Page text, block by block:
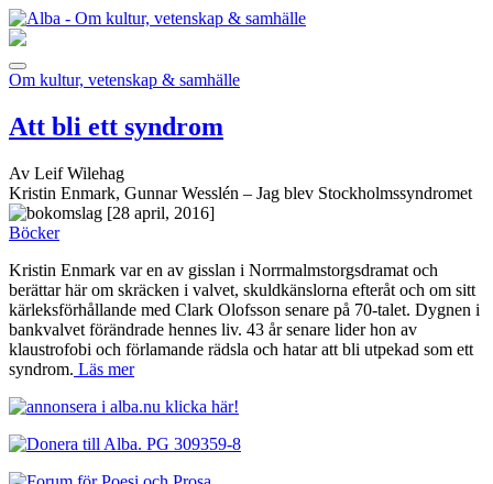
Om kultur, vetenskap & samhälle
Att bli ett syndrom
Av Leif Wilehag
Kristin Enmark, Gunnar Wesslén – Jag blev Stockholmssyndromet
[28 april, 2016]
Böcker
Kristin Enmark var en av gisslan i Norrmalmstorgsdramat och
berättar här om skräcken i valvet, skuldkänslorna efteråt och om sitt
kärleksförhållande med Clark Olofsson senare på 70-talet. Dygnen i
bankvalvet förändrade hennes liv. 43 år senare lider hon av
klaustrofobi och förlamande rädsla och hatar att bli utpekad som ett
syndrom. Läs mer